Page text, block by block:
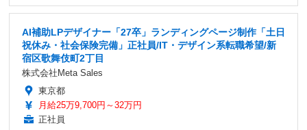
AI補助LPデザイナー「27卒」ランディングページ制作「土日
祝休み・社会保険完備」正社員/IT・デザイン系転職希望/新
宿区歌舞伎町2丁目
株式会社Meta Sales
東京都
月給25万9,700円～32万円
正社員